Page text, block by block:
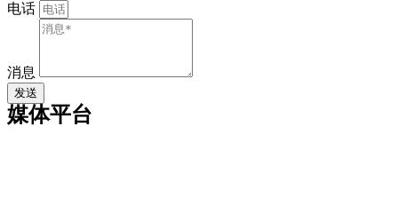
电话
消息
发送
媒体平台